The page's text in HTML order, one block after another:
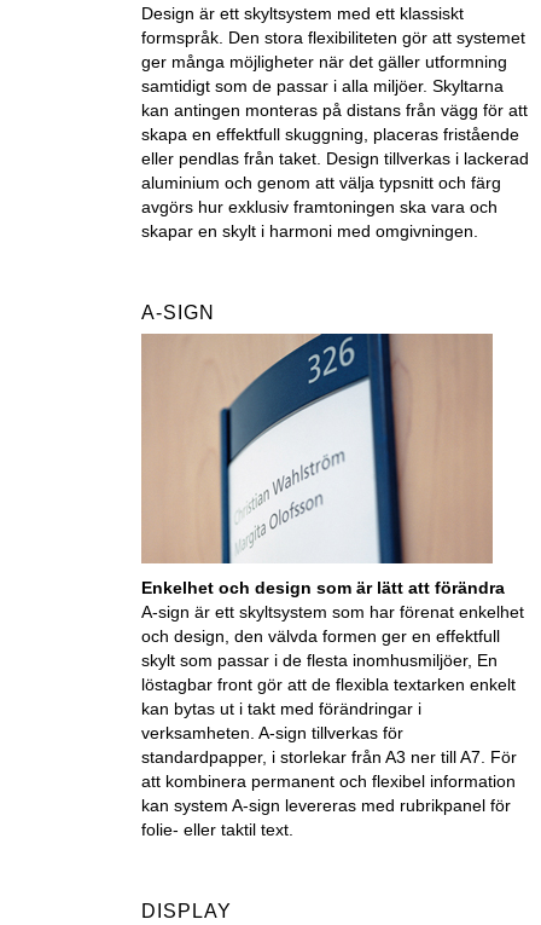
Design är ett skyltsystem med ett klassiskt
formspråk. Den stora flexibiliteten gör att systemet
ger många möjligheter när det gäller utformning
samtidigt som de passar i alla miljöer. Skyltarna
kan antingen monteras på distans från vägg för att
skapa en effektfull skuggning, placeras fristående
eller pendlas från taket. Design tillverkas i lackerad
aluminium och genom att välja typsnitt och färg
avgörs hur exklusiv framtoningen ska vara och
skapar en skylt i harmoni med omgivningen.
A-SIGN
Enkelhet och design som är lätt att förändra
A-sign är ett skyltsystem som har förenat enkelhet
och design, den välvda formen ger en effektfull
skylt som passar i de flesta inomhusmiljöer, En
löstagbar front gör att de flexibla textarken enkelt
kan bytas ut i takt med förändringar i
verksamheten. A-sign tillverkas för
standardpapper, i storlekar från A3 ner till A7. För
att kombinera permanent och flexibel information
kan system A-sign levereras med rubrikpanel för
folie- eller taktil text.
DISPLAY